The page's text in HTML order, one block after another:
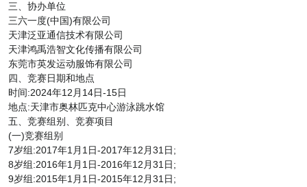
三、协办单位
三六一度(中国)有限公司
天津泛亚通信技术有限公司
天津鸿禹浩智文化传播有限公司
东莞市英发运动服饰有限公司
四、竞赛日期和地点
时间:2024年12月14日-15日
地点:天津市奥林匹克中心游泳跳水馆
五、竞赛组别、竞赛项目
(一)竞赛组别
7岁组:2017年1月1日-2017年12月31日;
8岁组:2016年1月1日-2016年12月31日;
9岁组:2015年1月1日-2015年12月31日;